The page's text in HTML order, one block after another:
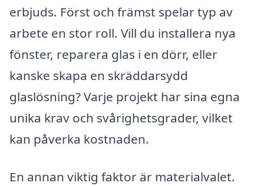
erbjuds. Först och främst spelar typ av
arbete en stor roll. Vill du installera nya
fönster, reparera glas i en dörr, eller
kanske skapa en skräddarsydd
glaslösning? Varje projekt har sina egna
unika krav och svårighetsgrader, vilket
kan påverka kostnaden.
En annan viktig faktor är materialvalet.